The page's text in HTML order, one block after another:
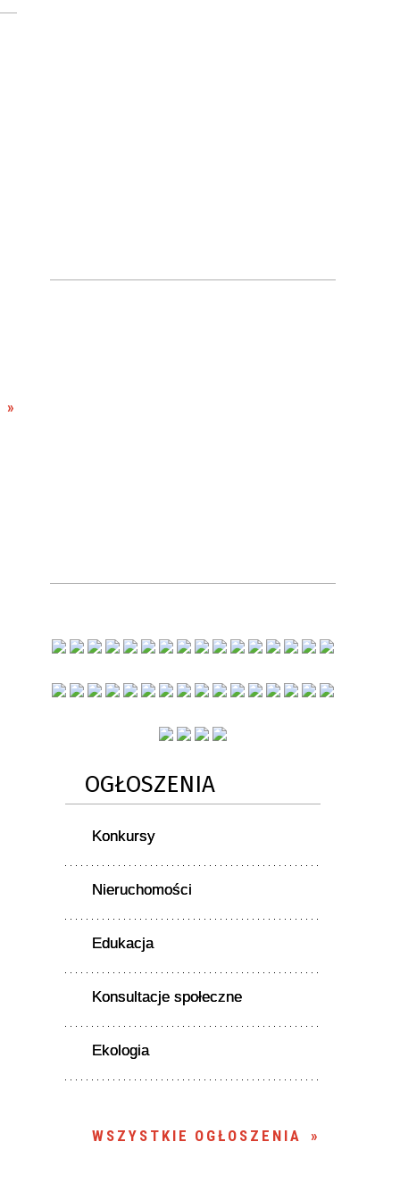
OGŁOSZENIA
Konkursy
Nieruchomości
Edukacja
Konsultacje społeczne
Ekologia
WSZYSTKIE OGŁOSZENIA